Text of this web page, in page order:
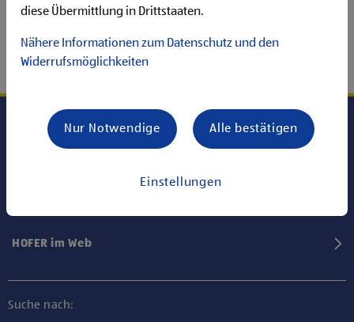
HOFER im Web
Suche nach:
diese Übermittlung in Drittstaaten.
Nähere Informationen zum Datenschutz und den
Widerrufsmöglichkeiten
Einstellungen
Nur Notwendige Alle bestätigen